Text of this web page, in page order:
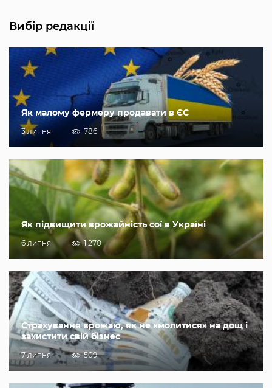
Вибір редакції
Як малому фермеру продавати в ЄС
3 липня 786
Як підвищити врожайність сої в Україні
6 липня 1 270
Страхування врожаю, як не «молитися» на дощ і
захистити свій бізнес
7 липня 509